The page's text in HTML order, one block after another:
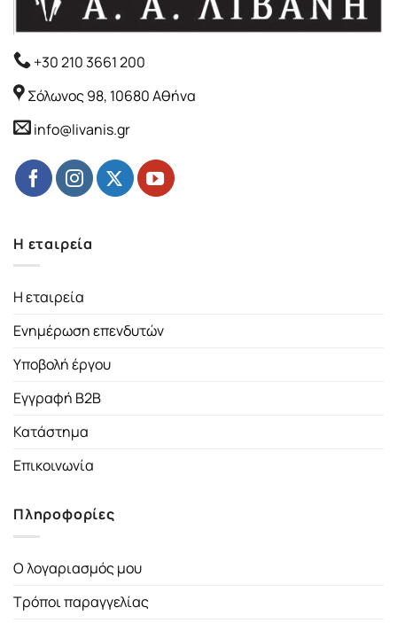
+30 210 3661 200
Σόλωνος 98, 10680 Αθήνα
info@livanis.gr
Η εταιρεία
Η εταιρεία
Ενημέρωση επενδυτών
Υποβολή έργου
Εγγραφή B2B
Κατάστημα
Επικοινωνία
Πληροφορίες
Ο λογαριασμός μου
Τρόποι παραγγελίας